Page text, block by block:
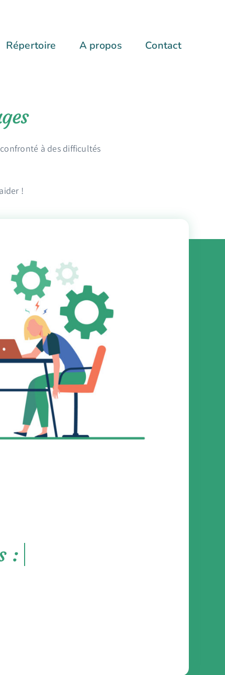
Répertoire A propos Contact
à des difficultés
!